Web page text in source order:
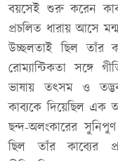
বয়সেই শুরু করেন
প্রচলিত ধারায় আসে
উচ্ছলতাই ছিল তাঁর
রোম্যান্টিকতা সঙ্গে
ভাষায় তৎসম ও
কাব্যকে দিয়েছিল এক
ছন্দ-অলংকারের
ছিল তাঁর কাব্যের